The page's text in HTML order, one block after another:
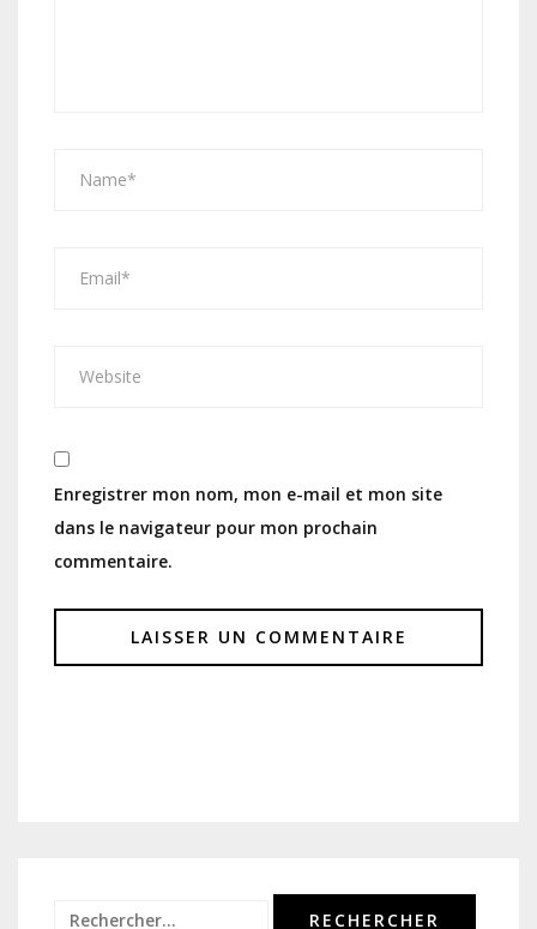
Enregistrer mon nom, mon e-mail et mon site
dans le navigateur pour mon prochain
commentaire.
Rechercher :